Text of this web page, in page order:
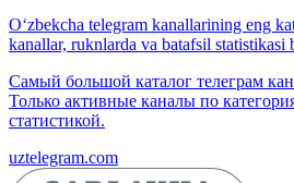
O‘zbekcha telegram kanallarining eng
kanallar, ruknlarda va batafsil statistikasi
Самый большой каталог телеграм
Только активные каналы по
статистикой.
uztelegram.com